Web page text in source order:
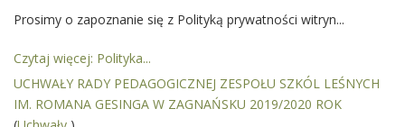
Prosimy o zapoznanie się z Polityką prywatności witryn...
Czytaj więcej: Polityka...
UCHWAŁY RADY PEDAGOGICZNEJ ZESPOŁU SZKÓL LEŚNYCH
IM. ROMANA GESINGA W ZAGNAŃSKU 2019/2020 ROK